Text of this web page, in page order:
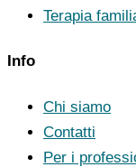
Terapia
Info
Chi siamo
Contatti
Per i